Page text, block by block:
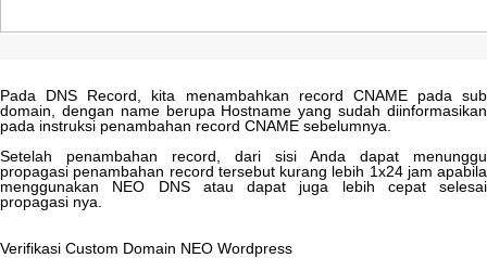
Pada DNS Record, kita menambahkan record CNAME pada sub
domain, dengan name berupa Hostname yang sudah diinformasikan
pada instruksi penambahan record CNAME sebelumnya.
Setelah
penambahan record, dari sisi Anda dapat
menunggu
propagasi penambahan record tersebut kurang lebih 1x24 jam apabila
menggunakan
NEO DNS atau dapat juga lebih cepat
selesai
propagasi nya.
Verifikasi Custom Domain NEO Wordpress